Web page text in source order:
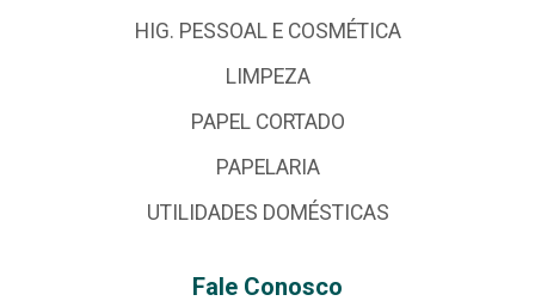
HIG. PESSOAL E COSMÉTICA
LIMPEZA
PAPEL CORTADO
PAPELARIA
UTILIDADES DOMÉSTICAS
Fale Conosco